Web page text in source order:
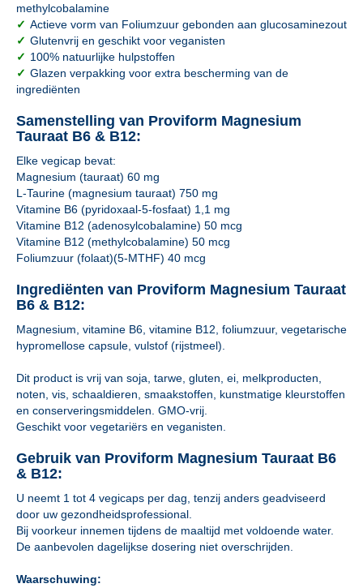
methylcobalamine
✓ Actieve vorm van Foliumzuur gebonden aan glucosaminezout
✓ Glutenvrij en geschikt voor veganisten
✓ 100% natuurlijke hulpstoffen
✓ Glazen verpakking voor extra bescherming van de
ingrediënten
Samenstelling van Proviform Magnesium
Tauraat B6 & B12:
Elke vegicap bevat:
Magnesium (tauraat) 60 mg
L-Taurine (magnesium tauraat) 750 mg
Vitamine B6 (pyridoxaal-5-fosfaat) 1,1 mg
Vitamine B12 (adenosylcobalamine) 50 mcg
Vitamine B12 (methylcobalamine) 50 mcg
Foliumzuur (folaat)(5-MTHF) 40 mcg
Ingrediënten van Proviform Magnesium Tauraat
B6 & B12:
Magnesium, vitamine B6, vitamine B12, foliumzuur, vegetarische
hypromellose capsule, vulstof (rijstmeel).
Dit product is vrij van soja, tarwe, gluten, ei, melkproducten,
noten, vis, schaaldieren, smaakstoffen, kunstmatige kleurstoffen
en conserveringsmiddelen. GMO-vrij.
Geschikt voor vegetariërs en veganisten.
Gebruik van Proviform Magnesium Tauraat B6
& B12:
U neemt 1 tot 4 vegicaps per dag, tenzij anders geadviseerd
door uw gezondheidsprofessional.
Bij voorkeur innemen tijdens de maaltijd met voldoende water.
De aanbevolen dagelijkse dosering niet overschrijden.
Waarschuwing: